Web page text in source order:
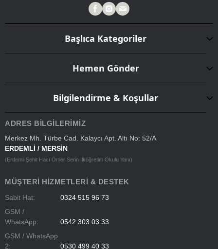
Başlıca Kategoriler
Hemen Gönder
Bilgilendirme & Koşullar
ADRES BILGILERIMIZ
Merkez Mh. Türbe Cad. Kalaycı Apt. Altı No: 52/A
ERDEMLİ / MERSİN
(Erdemli Şehit Hacı Ömer Serin İlköğretim Okulu Yanı)
MÜŞTERI HIZMETLERI & DESTEK
Sabit Hat:
0324 515 96 73
GSM /
WhatsApp:
0542 303 03 33
GSM / WhatsApp
2:
0530 499 40 33